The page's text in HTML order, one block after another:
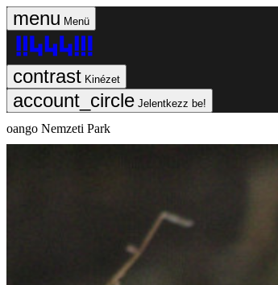
Menü
Kinézet
Jelentkezz be!
oango Nemzeti Park